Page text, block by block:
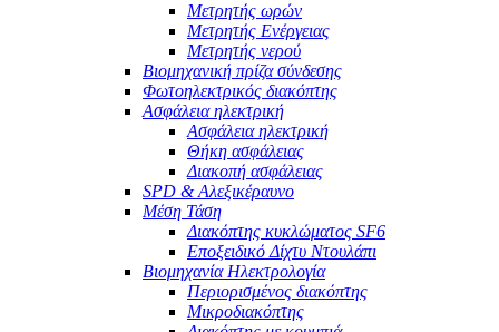
Μετρητής ωρών
Μετρητής Ενέργειας
Μετρητής νερού
Βιομηχανική πρίζα σύνδεσης
Φωτοηλεκτρικός διακόπτης
Ασφάλεια ηλεκτρική
Ασφάλεια ηλεκτρική
Θήκη ασφάλειας
Διακοπή ασφάλειας
SPD & Αλεξικέραυνο
Μέση Τάση
Διακόπτης κυκλώματος SF6
Εποξειδικό Δίχτυ Ντουλάπι
Βιομηχανία Ηλεκτρολογία
Περιορισμένος διακόπτης
Μικροδιακόπτης